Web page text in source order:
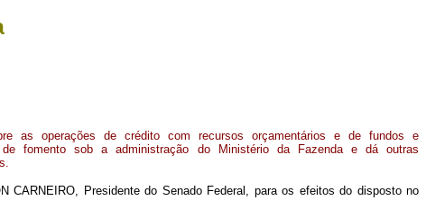
as operações de crédito com recursos orçamentários e de fundos e
de fomento sob a administração do Ministério da Fazenda e dá outras
CARNEIRO, Presidente do Senado Federal, para os efeitos do disposto no